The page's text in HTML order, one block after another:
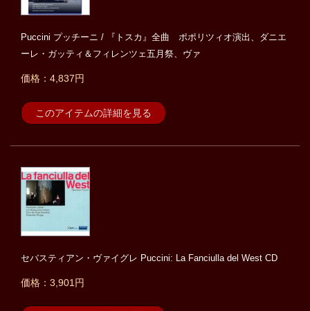
Puccini プッチーニ / 『トスカ』全曲 ポポリツィオ演出、ダニエ
ーレ・ガッティ＆フィレンツェ五月祭、ヴァ
価格：4,837円
このアイテムの詳細を見る
セバスティアン・ヴァイグレ Puccini: La Fanciulla del West CD
価格：3,901円